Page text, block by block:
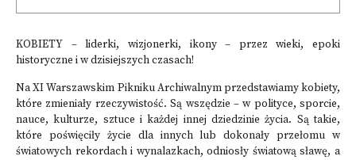
KOBIETY – liderki, wizjonerki, ikony – przez wieki, epoki
historyczne i w dzisiejszych czasach!
Na XI Warszawskim Pikniku Archiwalnym przedstawiamy kobiety,
które zmieniały rzeczywistość. Są wszędzie – w polityce, sporcie,
nauce, kulturze, sztuce i każdej innej dziedzinie życia. Są takie,
które poświęciły życie dla innych lub dokonały przełomu w
światowych rekordach i wynalazkach, odniosły światową sławę, a